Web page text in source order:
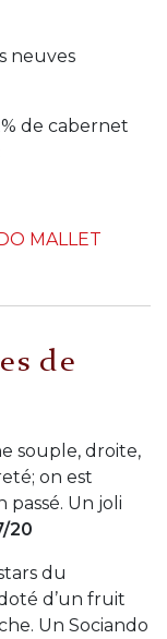
neuves
de cabernet
MALLET
de
souple, droite,
on est
Un joli
20
du
d’un fruit
Un Sociando